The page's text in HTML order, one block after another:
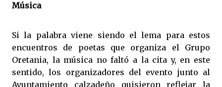
Música
Si la palabra viene siendo el lema para estos
encuentros de poetas que organiza el Grupo
Oretania, la música no faltó a la cita y, en este
sentido, los organizadores del evento junto al
Ayuntamiento calzadeño quisieron reflejar la